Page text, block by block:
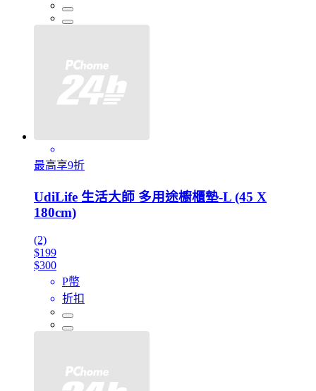
最高享9折
UdiLife 生活大師 多用途櫥櫃墊-L (45 X
180cm)
(2)
$199
$300
P幣
折扣